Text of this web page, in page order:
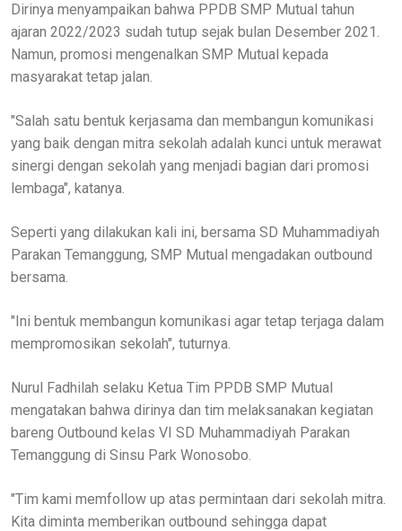
Dirinya menyampaikan bahwa PPDB SMP Mutual tahun
ajaran 2022/2023 sudah tutup sejak bulan Desember 2021.
Namun, promosi mengenalkan SMP Mutual kepada
masyarakat tetap jalan.
"Salah satu bentuk kerjasama dan membangun komunikasi
yang baik dengan mitra sekolah adalah kunci untuk merawat
sinergi dengan sekolah yang menjadi bagian dari promosi
lembaga", katanya.
Seperti yang dilakukan kali ini, bersama SD Muhammadiyah
Parakan Temanggung, SMP Mutual mengadakan outbound
bersama.
"Ini bentuk membangun komunikasi agar tetap terjaga dalam
mempromosikan sekolah", tuturnya.
Nurul Fadhilah selaku Ketua Tim PPDB SMP Mutual
mengatakan bahwa dirinya dan tim melaksanakan kegiatan
bareng Outbound kelas VI SD Muhammadiyah Parakan
Temanggung di Sinsu Park Wonosobo.
"Tim kami memfollow up atas permintaan dari sekolah mitra.
Kita diminta memberikan outbound sehingga dapat